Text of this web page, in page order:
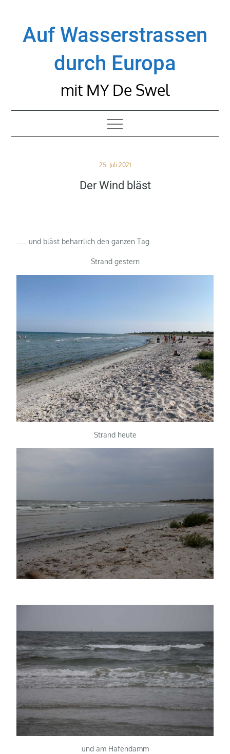
contentAuf Wasserstrassen
durch Europa
mit MY De Swel
Posted
25. Juli 2021
Der Wind bläst
…… und bläst beharrlich den ganzen Tag.
Strand gestern
Strand heute
und am Hafendamm